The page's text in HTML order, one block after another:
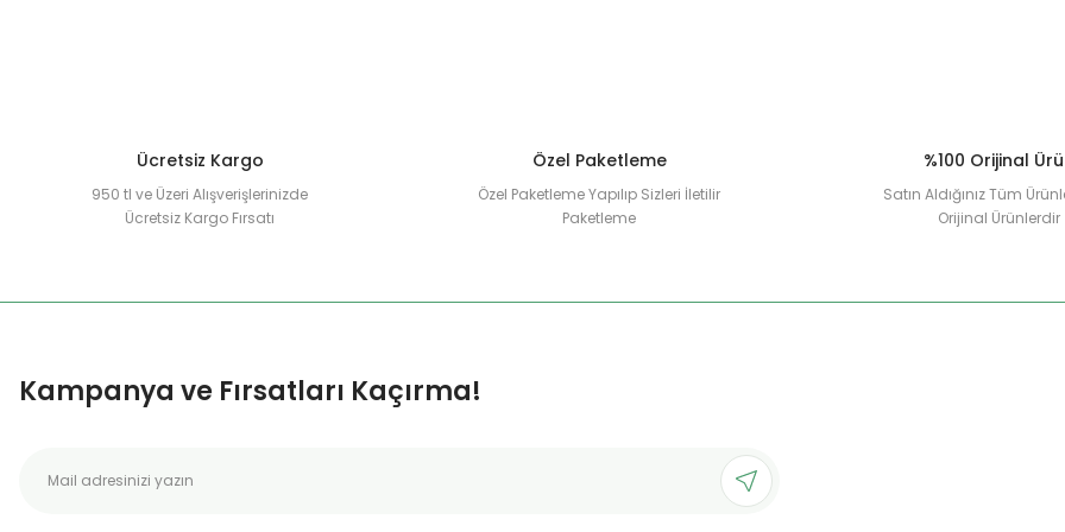
Ücretsiz Kargo
950 tl ve Üzeri Alışverişlerinizde
Ücretsiz Kargo Fırsatı
Özel Paketleme
Özel Paketleme Yapılıp Sizleri İletilir
Paketleme
%100 Orijinal
Satın Aldığınız Tüm
Orijinal Ürünlerdir
Kampanya ve Fırsatları Kaçırma!